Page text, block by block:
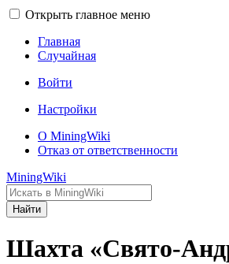
Открыть главное меню
Главная
Случайная
Войти
Настройки
О MiningWiki
Отказ от ответственности
MiningWiki
Найти
Шахта «Свято-